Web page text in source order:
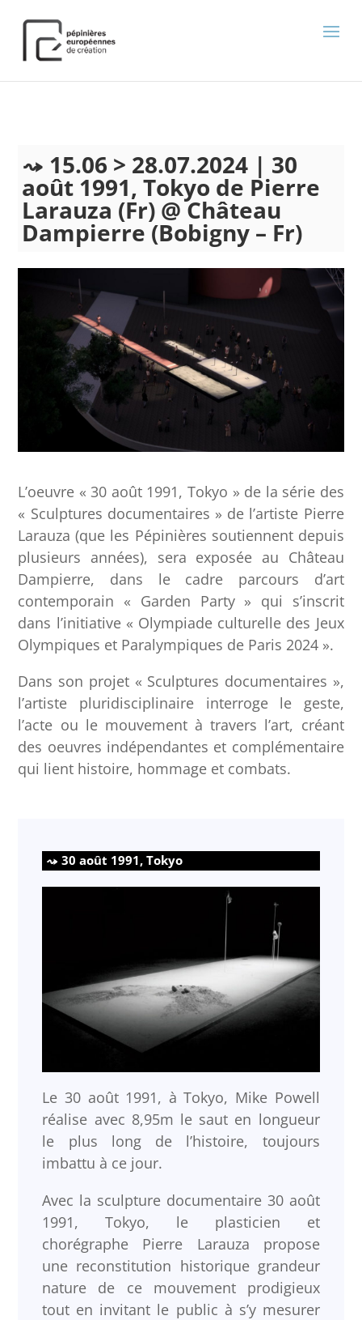
15.06 > 28.07.2024 | 30
août 1991, Tokyo de Pierre
Larauza (Fr) @ Château
Dampierre (Bobigny – Fr)
L’oeuvre « 30 août 1991, Tokyo » de la série des
« Sculptures documentaires » de l’artiste Pierre
Larauza (que les Pépinières soutiennent depuis
plusieurs années), sera exposée au Château
Dampierre, dans le cadre parcours d’art
contemporain « Garden Party » qui s’inscrit
dans l’initiative « Olympiade culturelle des Jeux
Olympiques et Paralympiques de Paris 2024 ».
Dans son projet « Sculptures documentaires »,
l’artiste pluridisciplinaire interroge le geste,
l’acte ou le mouvement à travers l’art, créant
des oeuvres indépendantes et complémentaire
qui lient histoire, hommage et combats.
30 août 1991, Tokyo
Le 30 août 1991, à Tokyo, Mike Powell
réalise avec 8,95m le saut en longueur
le plus long de l’histoire, toujours
imbattu à ce jour.
Avec la sculpture documentaire 30 août
1991, Tokyo, le plasticien et
chorégraphe Pierre Larauza propose
une reconstitution historique grandeur
nature de ce mouvement prodigieux
tout en invitant le public à s’y mesurer